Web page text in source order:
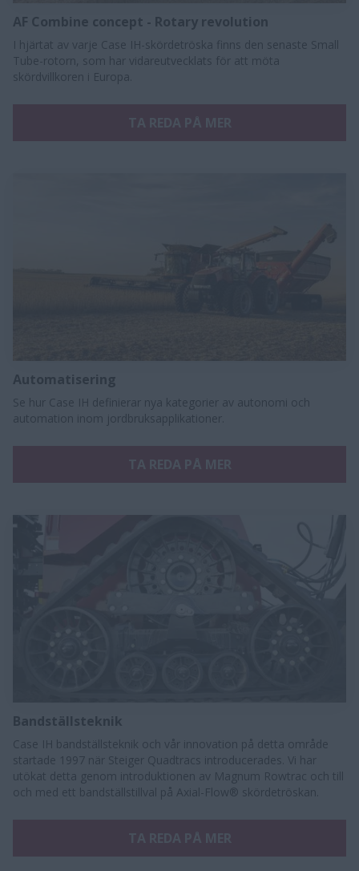
AF Combine concept - Rotary revolution
I hjärtat av varje Case IH-skördetröska finns den senaste Small
Tube-rotorn, som har vidareutvecklats för att möta
skördvillkoren i Europa.
Automatisering
Se hur Case IH definierar nya kategorier av autonomi och
automation inom jordbruksapplikationer.
Bandställsteknik
Case IH bandställsteknik och vår innovation på detta område
startade 1997 när Steiger Quadtracs introducerades. Vi har
utökat detta genom introduktionen av Magnum Rowtrac och till
och med ett bandställstillval på Axial-Flow® skördetröskan.​